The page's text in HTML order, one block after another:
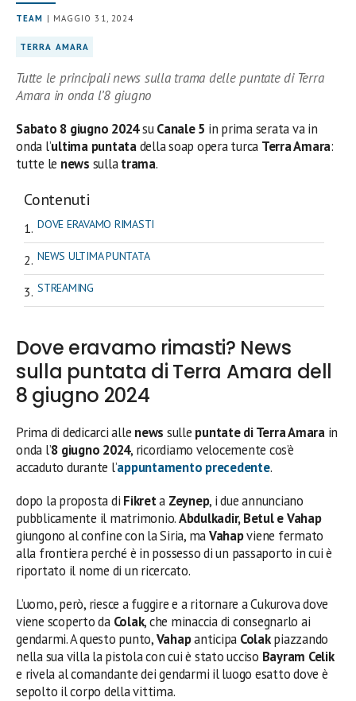
TEAM | MAGGIO 31, 2024
TERRA AMARA
Tutte le principali news sulla trama delle puntate di Terra
Amara in onda l’8 giugno
Sabato 8 giugno 2024suCanale 5 in prima seratava in
onda l’ultima puntatadella soap opera turca Terra Amara:
tutte le news sullatrama.
Contenuti
DOVE ERAVAMO RIMASTI
NEWS ULTIMA PUNTATA
STREAMING
Dove eravamo rimasti? News
sulla puntata di Terra Amara dell
8 giugno 2024
Prima di dedicarci alle news sulle puntate di Terra Amarain
onda l’8 giugno 2024, ricordiamo velocemente cos’è
accaduto durante l’appuntamento precedente.
dopo la proposta di Fikreta Zeynep, i due annunciano
pubblicamente il matrimonio.Abdulkadir, Betul e Vahap
giungono al confine con la Siria, maVahapviene fermato
alla frontiera perché è in possesso di un passaporto in cui è
riportato il nome di un ricercato.
L’uomo, però, riesce a fuggire e a ritornare a Cukurova dove
viene scoperto da Colak, che minaccia di consegnarlo ai
gendarmi. A questo punto,Vahapanticipa Colakpiazzando
nella sua villa la pistola con cui è stato ucciso Bayram Celik
e rivela al comandante dei gendarmi il luogo esatto dove è
sepolto il corpo della vittima.